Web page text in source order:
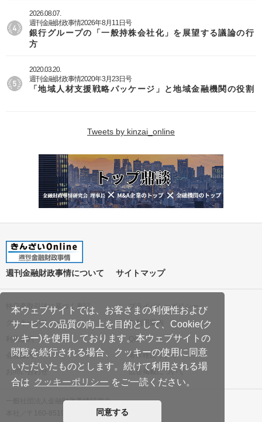
本ウェブサイトでは、お客さまの利便性および
サービスの品質の向上を目的として、Cookie(ク
ッキー)を使用しております。本ウェブサイトの
閲覧を続行される場合、クッキーの使用に同意
いただいたものとします。続けて利用される場
合は クッキーポリシー をご一読ください。
同意する
2026.08.07.
週刊金融財政事情2026年8月11日号
銀行グループの「一般持株会社化」を展望する議論の行
方
2020.03.20.
週刊金融財政事情2020年3月23日号
「地域人材支援戦略パッケージ」と地域金融機関の役割
Tweets by kinzai_online
週刊金融財政事情について サイトマップ
特定商取引法に基づく表記
プライバシーポリシー
クッキーポリシー
ご利用案内
利用規約
Q&A
会社案内
著作権について
お問い合わせ
広告掲載について
一般社団法人金融財政事情研究会
本社／〒160-8519 東京都新宿区南元町19